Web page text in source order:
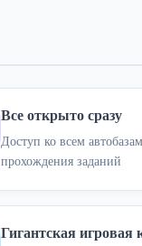
Все открыто сразу
Доступ ко всем
прохождения заданий
Гигантская игровая